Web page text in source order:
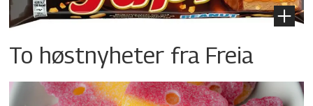
To høstnyheter fra Freia